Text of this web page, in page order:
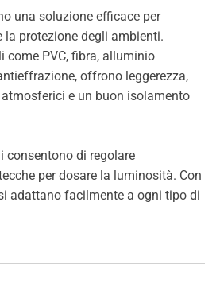
una soluzione efficace per
la protezione degli ambienti.
come PVC, fibra, alluminio
offrono leggerezza,
e un buon isolamento
consentono di regolare
per dosare la luminosità. Con
adattano facilmente a ogni tipo di